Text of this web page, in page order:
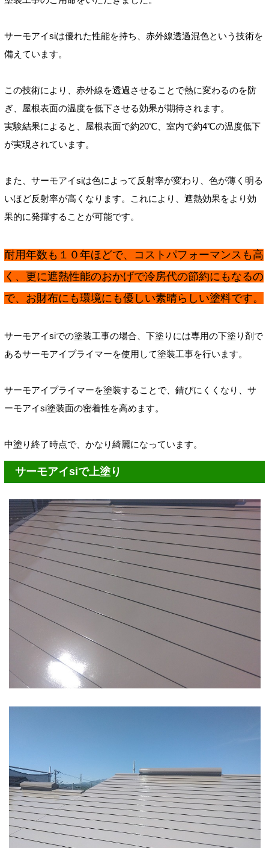
サーモアイsiは優れた性能を持ち、赤外線透過混色という技術を
備えています。
この技術により、赤外線を透過させることで熱に変わるのを防
ぎ、屋根表面の温度を低下させる効果が期待されます。
実験結果によると、屋根表面で約20℃、室内で約4℃の温度低下
が実現されています。
また、サーモアイsiは色によって反射率が変わり、色が薄く明る
いほど反射率が高くなります。これにより、遮熱効果をより効
果的に発揮することが可能です。
耐用年数も１０年ほどで、コストパフォーマンスも高
く、更に遮熱性能のおかげで冷房代の節約にもなるの
で、お財布にも環境にも優しい素晴らしい塗料です。
サーモアイsiでの塗装工事の場合、下塗りには専用の下塗り剤で
あるサーモアイプライマーを使用して塗装工事を行います。
サーモアイプライマーを塗装することで、錆びにくくなり、サ
ーモアイsi塗装面の密着性を高めます。
中塗り終了時点で、かなり綺麗になっています。
サーモアイsiで上塗り